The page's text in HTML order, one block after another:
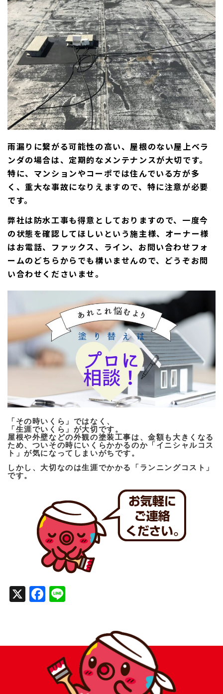
雨漏りに繋がる可能性の高い、屋根のない屋上ベラ
ンダの場合は、定期的なメンテナンスが大切です。
特に、マンションやコーポでは住んでいる方が多
く、重大な事故になりえますので、特に注意が必要
です。
弊社は防水工事も得意としておりますので、一度今
の状態を確認してほしいという施主様、オーナー様
はお電話、ファックス、ライン、お問い合わせフォ
ームのどちらからでも構いませんので、どうぞお問
い合わせくださいませ。
「その時いくら」ではなく、
「生涯でいくら」が大切です。
屋根や外壁などの外観の塗装工事は、金額も大きくなる
ため、ついその時にいくらかかるのか「イニシャルコス
ト」が気になってしまいがちです。
しかし、大切なのは生涯でかかる「ランニングコスト」
です。
X Facebook